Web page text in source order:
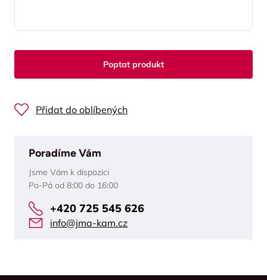
Poptat produkt
Přidat do oblíbených
Poradíme Vám
Jsme Vám k dispozici
Po-Pá od 8:00 do 16:00
+420 725 545 626
info@jma-kam.cz